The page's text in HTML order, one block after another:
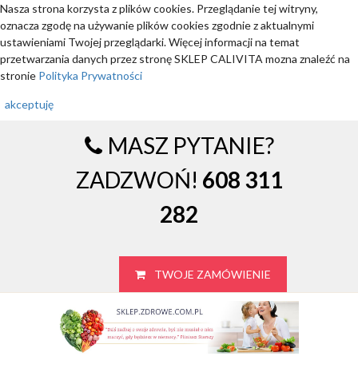
Nasza strona korzysta z plików cookies. Przeglądanie tej witryny,
oznacza zgodę na używanie plików cookies zgodnie z aktualnymi
ustawieniami Twojej przeglądarki. Więcej informacji na temat
przetwarzania danych przez stronę SKLEP CALIVITA mozna znaleźć na
stronie Polityka Prywatności
akceptuję
MASZ PYTANIE?
ZADZWOŃ! 608 311
282
TWOJE ZAMÓWIENIE